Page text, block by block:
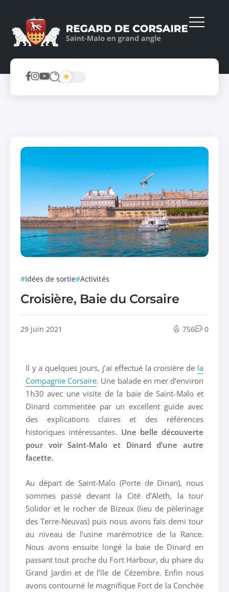
Idées de sortie Activités
Croisière, Baie du Corsaire
29 juin 2021 756 0
Il y a quelques jours, j’ai effectué la croisière de la
Compagnie Corsaire. Une balade en mer d’environ
1h30 avec une visite de la baie de Saint-Malo et
Dinard commentée par un excellent guide avec
des explications claires et des références
historiques intéressantes. Une belle découverte
pour voir Saint-Malo et Dinard d’une autre
facette.
Au départ de Saint-Malo (Porte de Dinan), nous
sommes passé devant la Cité d’Aleth, la tour
Solidor et le rocher de Bizeux (lieu de pèlerinage
des Terre-Neuvas) puis nous avons fais demi tour
au niveau de l’usine marémotrice de la Rance.
Nous avons ensuite longé la baie de Dinard en
passant tout proche du Fort Harbour, du phare du
Grand Jardin et de l’île de Cézembre. Enfin nous
avons contourné le magnifique Fort de la Conchée